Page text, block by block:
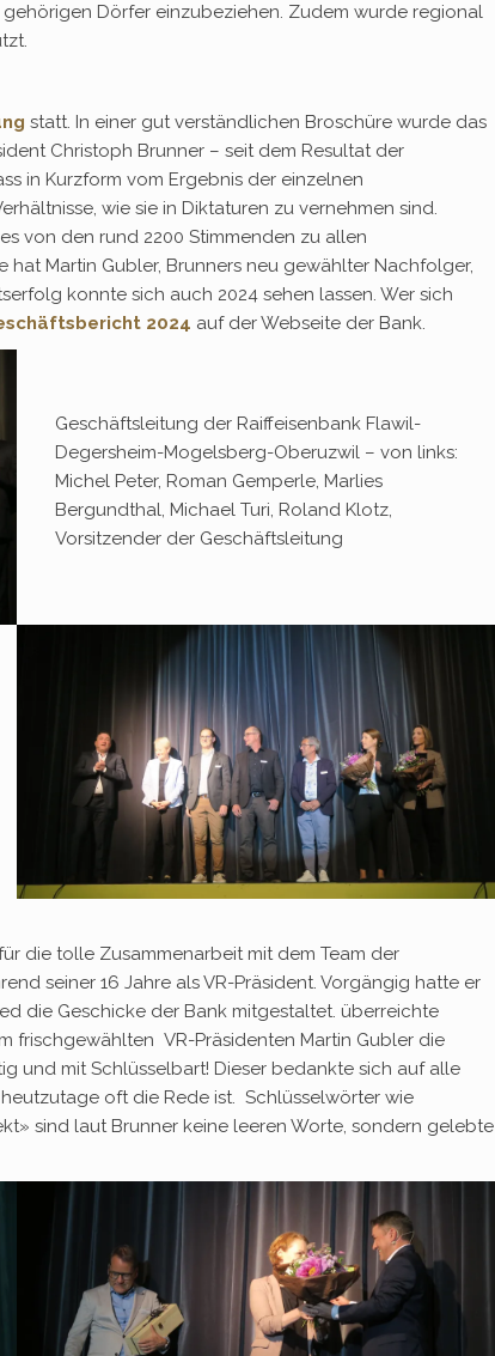
Dörfer einzubeziehen. Zudem wurde regional
statt. In einer gut verständlichen Broschüre wurde das
Christoph Brunner – seit dem Resultat der
in Kurzform vom Ergebnis der einzelnen
wie sie in Diktaturen zu vernehmen sind.
von den rund 2200 Stimmenden zu allen
Martin Gubler, Brunners neu gewählter Nachfolger,
konnte sich auch 2024 sehen lassen. Wer sich
2024 auf der Webseite der Bank.
Geschäftsleitung der Raiffeisenbank Flawil-
Degersheim-Mogelsberg-Oberuzwil – von links:
Michel Peter, Roman Gemperle, Marlies
Bergundthal, Michael Turi, Roland Klotz,
Vorsitzender der Geschäftsleitung
die tolle Zusammenarbeit mit dem Team der
seiner 16 Jahre als VR-Präsident. Vorgängig hatte er
die Geschicke der Bank mitgestaltet. überreichte
frischgewählten VR-Präsidenten Martin Gubler die
und mit Schlüsselbart! Dieser bedankte sich auf alle
oft die Rede ist. Schlüsselwörter wie
sind laut Brunner keine leeren Worte, sondern gelebte